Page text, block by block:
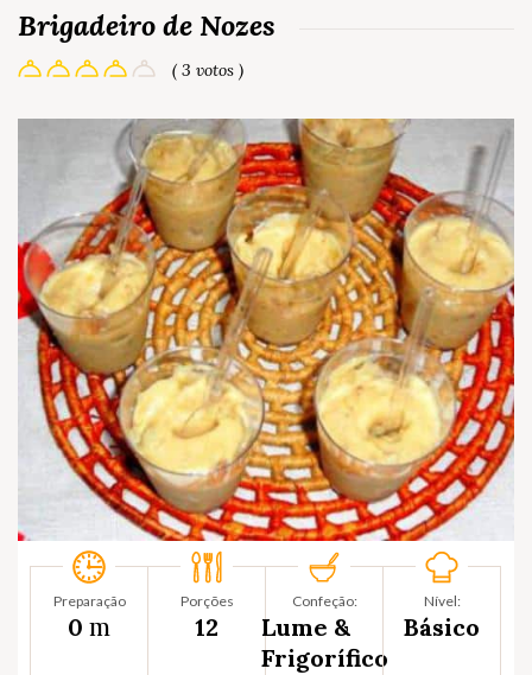
Brigadeiro de Nozes
( 3 votos )
Preparação
0 m
Porções
12
Confeção:
Lume &
Frigorífico
Nível:
Básico